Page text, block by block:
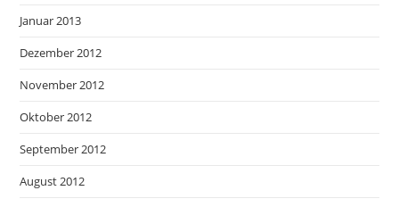
Januar 2013
Dezember 2012
November 2012
Oktober 2012
September 2012
August 2012